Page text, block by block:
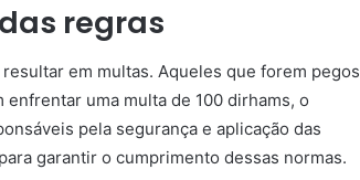
regras
em multas. Aqueles que forem pegos
uma multa de 100 dirhams, o
pela segurança e aplicação das
garantir o cumprimento dessas normas.